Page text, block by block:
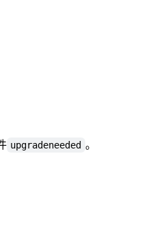
upgradeneeded 。